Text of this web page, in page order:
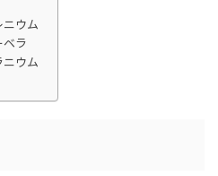
ウム
ラ
ウム